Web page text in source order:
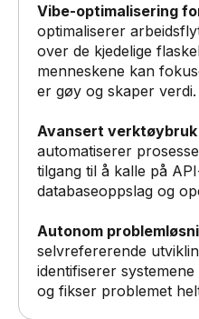
Vibe-optimalisering
optimaliserer
over de kjedelige
menneskene kan
er gøy og skaper verdi.
Avansert verktøybruk
automatiserer
tilgang til å kalle på
databaseoppslag og
Autonom
selvrefererende
identifiserer
og fikser problemet